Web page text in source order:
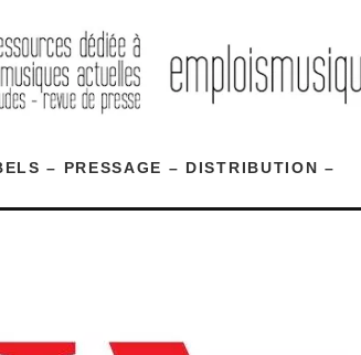
– PRESSAGE – DISTRIBUTION –